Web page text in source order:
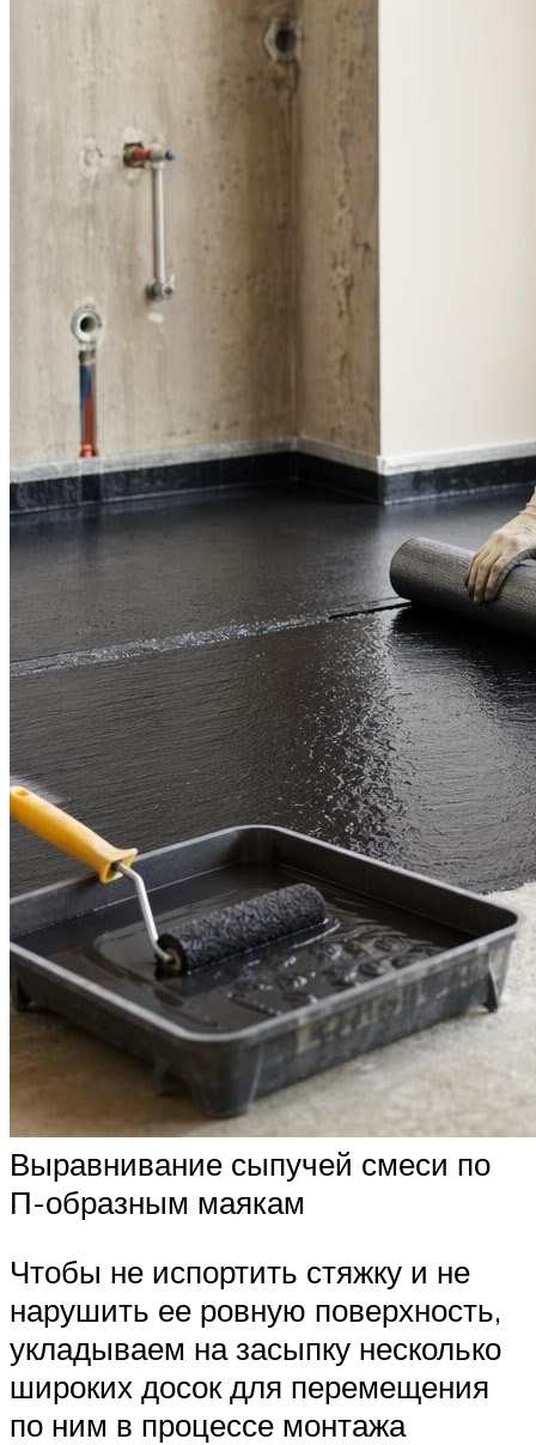
Выравнивание сыпучей смеси по
П-образным маякам
Чтобы не испортить стяжку и не
нарушить ее ровную поверхность,
укладываем на засыпку несколько
широких досок для перемещения
по ним в процессе монтажа